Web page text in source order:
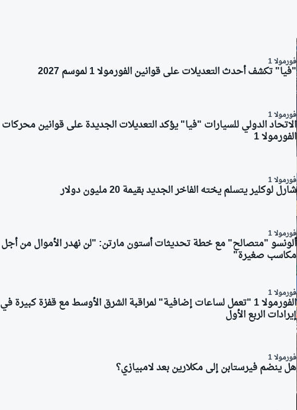
فورمولا 1
"فيا" تكشف أحدث التعديلات على قوانين الفورمولا 1 لموسم 2027
فورمولا 1
الاتحاد الدولي للسيارات "فيا" يؤكد التعديلات الجديدة على قوانين محركات
الفورمولا 1
فورمولا 1
شارل لوكلير يتسلم يخته الفاخر الجديد بقيمة 20 مليون دولار
فورمولا 1
ألونسو "متصالح" مع خطة تحديثات أستون مارتن: "لن نهدر الأموال من أجل
مكاسب صغيرة"
فورمولا 1
الفورمولا 1 "تعمل لساعات إضافية" لمراقبة الشرق الأوسط مع قفزة كبيرة في
إيرادات الربع الأول
فورمولا 1
هل ينضم فيرستابن إلى مكلارين بعد لامبيازي؟